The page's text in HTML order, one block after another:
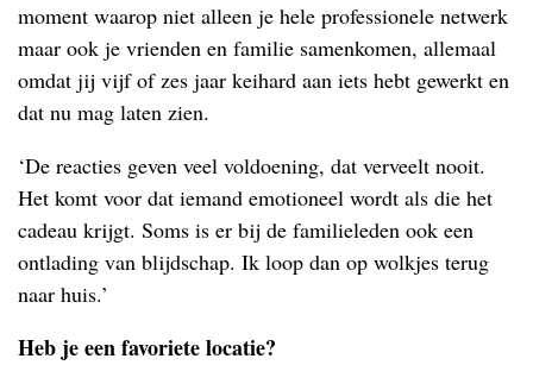
moment waarop niet alleen je hele professionele netwerk
maar ook je vrienden en familie samenkomen, allemaal
omdat jij vijf of zes jaar keihard aan iets hebt gewerkt en
dat nu mag laten zien.
‘De reacties geven veel voldoening, dat verveelt nooit.
Het komt voor dat iemand emotioneel wordt als die het
cadeau krijgt. Soms is er bij de familieleden ook een
ontlading van blijdschap. Ik loop dan op wolkjes terug
naar huis.’
Heb je een favoriete locatie?